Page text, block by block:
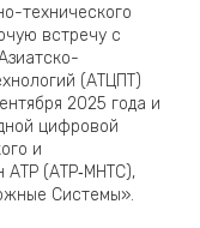
технического
встречу с
(АТЦПТ)
2025 года и
цифровой
и
АТР (АТР‑МНТС),
Системы».